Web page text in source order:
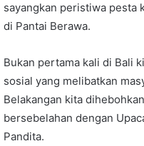
sayangkan peristiwa pesta
di Pantai Berawa.
Bukan pertama kali di Bali
sosial yang melibatkan
Belakangan kita
bersebelahan dengan
Pandita.